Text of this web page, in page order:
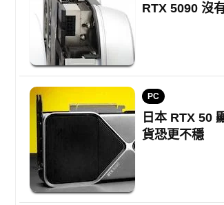
RTX 5090 沒
PC
日本 RTX 50
貨恐更不穩